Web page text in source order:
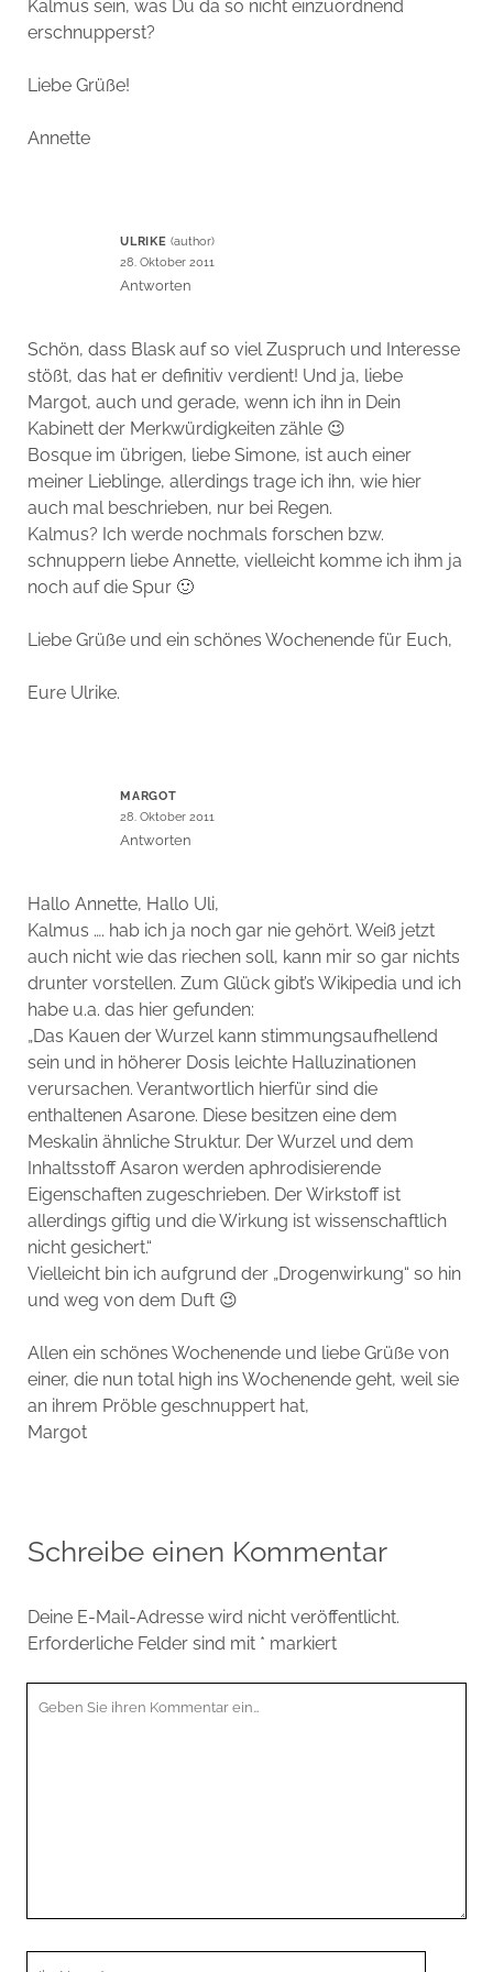
Kalmus sein, was Du da so nicht einzuordnend
erschnupperst?
Liebe Grüße!
Annette
ULRIKE
28. Oktober 2011
Antworten
Schön, dass Blask auf so viel Zuspruch und Interesse
stößt, das hat er definitiv verdient! Und ja, liebe
Margot, auch und gerade, wenn ich ihn in Dein
Kabinett der Merkwürdigkeiten zähle 😉
Bosque im übrigen, liebe Simone, ist auch einer
meiner Lieblinge, allerdings trage ich ihn, wie hier
auch mal beschrieben, nur bei Regen.
Kalmus? Ich werde nochmals forschen bzw.
schnuppern liebe Annette, vielleicht komme ich ihm ja
noch auf die Spur 🙂
Liebe Grüße und ein schönes Wochenende für Euch,
Eure Ulrike.
MARGOT
28. Oktober 2011
Antworten
Hallo Annette, Hallo Uli,
Kalmus …. hab ich ja noch gar nie gehört. Weiß jetzt
auch nicht wie das riechen soll, kann mir so gar nichts
drunter vorstellen. Zum Glück gibt’s Wikipedia und ich
habe u.a. das hier gefunden:
„Das Kauen der Wurzel kann stimmungsaufhellend
sein und in höherer Dosis leichte Halluzinationen
verursachen. Verantwortlich hierfür sind die
enthaltenen Asarone. Diese besitzen eine dem
Meskalin ähnliche Struktur. Der Wurzel und dem
Inhaltsstoff Asaron werden aphrodisierende
Eigenschaften zugeschrieben. Der Wirkstoff ist
allerdings giftig und die Wirkung ist wissenschaftlich
nicht gesichert.“
Vielleicht bin ich aufgrund der „Drogenwirkung“ so hin
und weg von dem Duft 😉
Allen ein schönes Wochenende und liebe Grüße von
einer, die nun total high ins Wochenende geht, weil sie
an ihrem Pröble geschnuppert hat,
Margot
Schreibe einen Kommentar
Deine E-Mail-Adresse wird nicht veröffentlicht.
Erforderliche Felder sind mit * markiert